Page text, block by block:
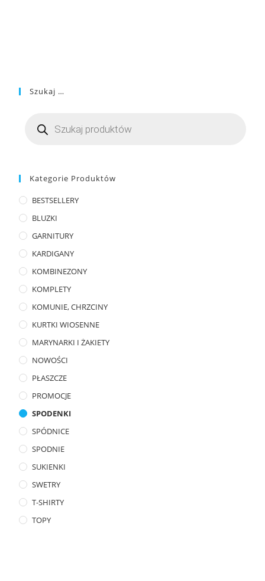
Szukaj …
Kategorie Produktów
BESTSELLERY
BLUZKI
GARNITURY
KARDIGANY
KOMBINEZONY
KOMPLETY
KOMUNIE, CHRZCINY
KURTKI WIOSENNE
MARYNARKI I ŻAKIETY
NOWOŚCI
PŁASZCZE
PROMOCJE
SPODENKI
SPÓDNICE
SPODNIE
SUKIENKI
SWETRY
T-SHIRTY
TOPY